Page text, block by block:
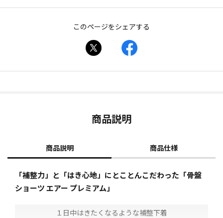
このページをシェアする
商品説明
商品説明 商品仕様
「補整力」と「はき心地」にとことんこだわった「骨盤
ショーツ エアー プレミアム」
１日中はきたくなるような補整下着